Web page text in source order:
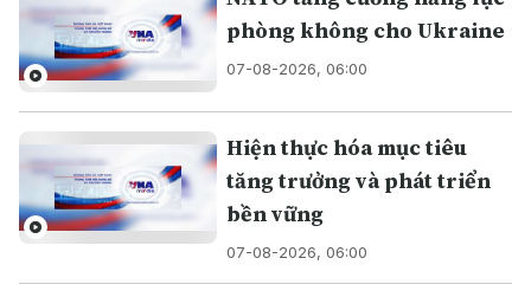
phòng không cho Ukraine
07-08-2026, 06:00
Hiện thực hóa mục tiêu
tăng trưởng và phát triển
bền vững
07-08-2026, 06:00